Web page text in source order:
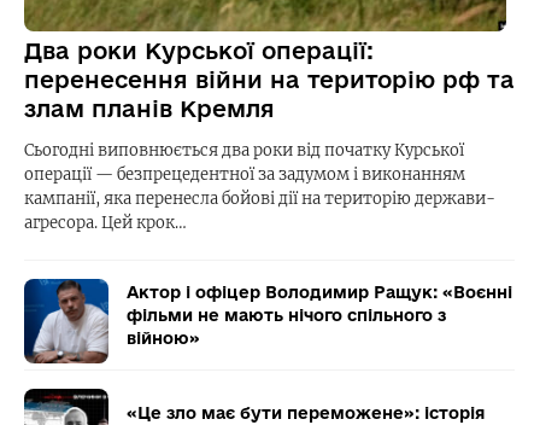
Два роки Курської операції:
перенесення війни на територію рф та
злам планів Кремля
Сьогодні виповнюється два роки від початку Курської
операції — безпрецедентної за задумом і виконанням
кампанії, яка перенесла бойові дії на територію держави-
агресора. Цей крок…
Актор і офіцер Володимир Ращук: «Воєнні
фільми не мають нічого спільного з
війною»
«Це зло має бути переможене»: історія